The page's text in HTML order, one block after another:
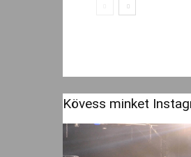
Kövess minket